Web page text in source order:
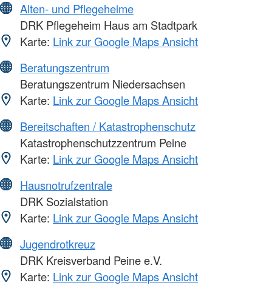
Alten- und Pflegeheime
DRK Pflegeheim Haus am Stadtpark
Karte: Link zur Google Maps Ansicht
Beratungszentrum
Beratungszentrum Niedersachsen
Karte: Link zur Google Maps Ansicht
Bereitschaften / Katastrophenschutz
Katastrophenschutzzentrum Peine
Karte: Link zur Google Maps Ansicht
Hausnotrufzentrale
DRK Sozialstation
Karte: Link zur Google Maps Ansicht
Jugendrotkreuz
DRK Kreisverband Peine e.V.
Karte: Link zur Google Maps Ansicht